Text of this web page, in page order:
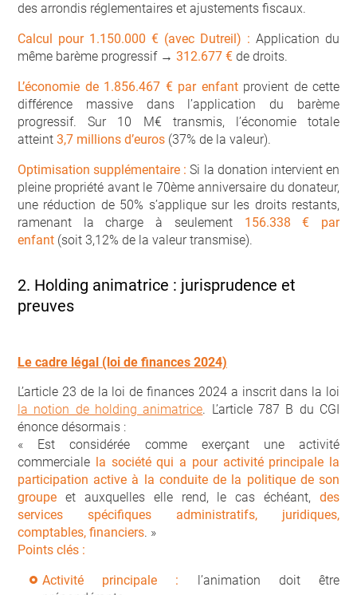
des arrondis réglementaires et ajustements fiscaux.
Calcul pour 1.150.000 € (avec Dutreil) : Application du
même barème progressif → 312.677 € de droits.
L’économie de 1.856.467 € par enfantprovient de cette
différence massive dans l’application du barème
progressif. Sur 10 M€ transmis, l’économie totale
atteint 3,7 millions d’euros (37% de la valeur).
Optimisation supplémentaire : Si la donation intervient en
pleine propriété avant le 70ème anniversaire du donateur,
une réduction de 50% s’applique sur les droits restants,
ramenant la charge à seulement 156.338 € par
enfant (soit 3,12% de la valeur transmise).
2. Holding animatrice : jurisprudence et
preuves
Le cadre légal (loi de finances 2024)
L’article 23 de la loi de finances 2024 a inscrit dans la loi
la notion de holding animatrice. L’article 787 B du CGI
énonce désormais :
« Est considérée comme exerçant une activité
commerciale la société qui a pour activité principale la
participation active à la conduite de la politique de son
groupe et auxquelles elle rend, le cas échéant, des
services spécifiques administratifs, juridiques,
comptables, financiers. »
Points clés :
Activité principale : l’animation doit être